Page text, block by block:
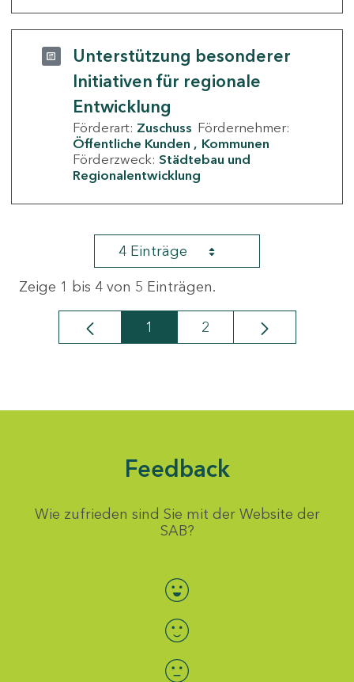
Unterstützung besonderer
Initiativen für regionale
Entwicklung
Förderart: Zuschuss Fördernehmer:
Öffentliche Kunden
Kommunen
Förderzweck: Städtebau und
Regionalentwicklung
4 Einträge
Zeige 1 bis 4 von 5 Einträgen.
Seite
1 Seite
2
Feedback
Wie zufrieden sind Sie mit der Website der
SAB?
Bewertung auswählen